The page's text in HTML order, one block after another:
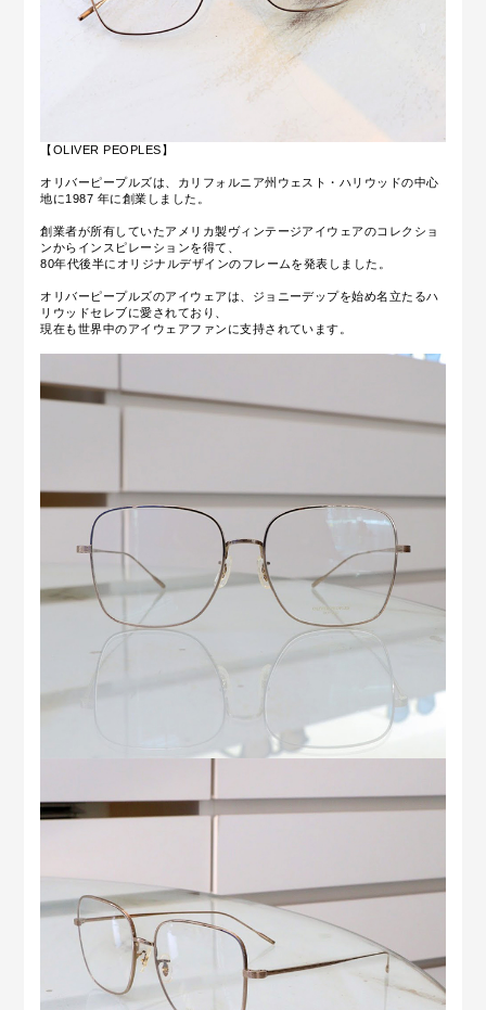
【OLIVER PEOPLES】
オリバーピープルズは、カリフォルニア州ウェスト・ハリウッドの中心
地に1987 年に創業しました。
創業者が所有していたアメリカ製ヴィンテージアイウェアのコレクショ
ンからインスピレーションを得て、
80年代後半にオリジナルデザインのフレームを発表しました。
オリバーピープルズのアイウェアは、ジョニーデップを始め名立たるハ
リウッドセレブに愛されており、
現在も世界中のアイウェアファンに支持されています。